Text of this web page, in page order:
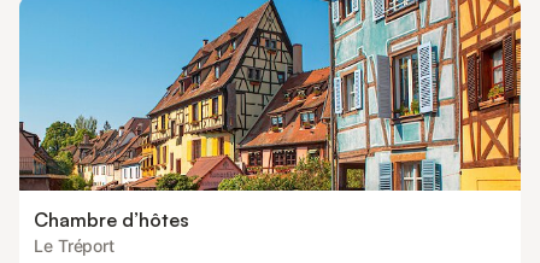
Chambre d’hôtes
Le Tréport